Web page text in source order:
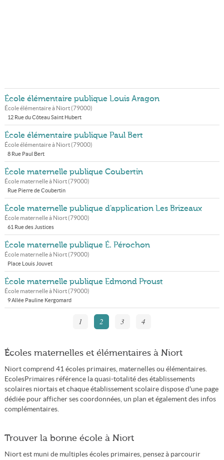
École élémentaire publique Louis Aragon
École élémentaire à Niort(79000)
12 Rue du Côteau Saint Hubert
École élémentaire publique Paul Bert
École élémentaire à Niort(79000)
8 Rue Paul Bert
École maternelle publique Coubertin
École maternelle à Niort(79000)
Rue Pierre de Coubertin
École maternelle publique d'application Les Brizeaux
École maternelle à Niort(79000)
61 Rue des Justices
École maternelle publique É. Pérochon
École maternelle à Niort(79000)
Place Louis Jouvet
École maternelle publique Edmond Proust
École maternelle à Niort(79000)
9 Allée Pauline Kergomard
1 2 3 4
Écoles maternelles et élémentaires à Niort
Niort comprend 41 écoles primaires, maternelles ou élémentaires.
EcolesPrimaires référence la quasi-totalité des établissements
scolaires niortais et chaque établissement scolaire dispose d'une page
dédiée pour afficher ses coordonnées, un plan et également des infos
complémentaires.
Trouver la bonne école à Niort
Niort est muni de multiples écoles primaires, pensez à parcourir